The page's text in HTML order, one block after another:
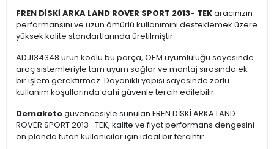
FREN DİSKİ ARKA LAND ROVER SPORT 2013- TEKaracınızın
performansını ve uzun ömürlü kullanımını desteklemek üzere
yüksek kalite standartlarında üretilmiştir.
ADJ134348 ürün kodlu bu parça, OEM uyumluluğu sayesinde
araç sistemleriyle tam uyum sağlar ve montaj sırasında ek
bir işlem gerektirmez. Dayanıklı yapısı sayesinde zorlu
kullanım koşullarında dahi güvenle tercih edilebilir.
Demakotogüvencesiyle sunulan FREN DİSKİ ARKA LAND
ROVER SPORT 2013- TEK, kalite ve fiyat performans dengesini
ön planda tutan kullanıcılar için ideal bir tercihtir.